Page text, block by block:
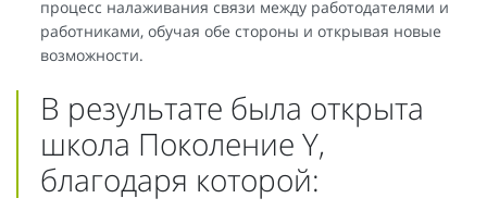
процесс налаживания связи между работодателями и
работниками, обучая обе стороны и открывая новые
возможности.
В результате была открыта
школа Поколение Y,
благодаря которой: